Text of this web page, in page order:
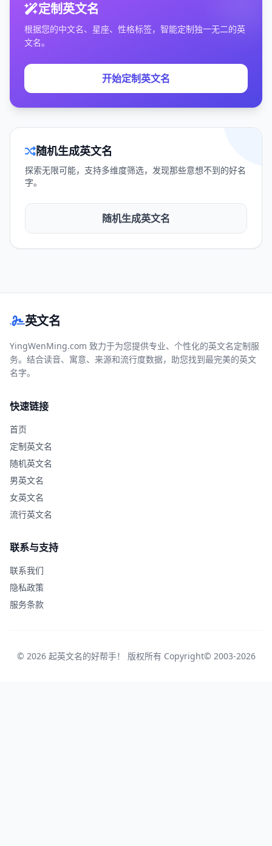
定制英文名
根据您的中文名、星座、性格标签，智能定制独一无二的英
文名。
开始定制英文名
随机生成英文名
探索无限可能，支持多维度筛选，发现那些意想不到的好名
字。
随机生成英文名
英文名
YingWenMing.com 致力于为您提供专业、个性化的英文名定制服
务。结合读音、寓意、来源和流行度数据，助您找到最完美的英文
名字。
快速链接
首页
定制英文名
随机英文名
男英文名
女英文名
流行英文名
联系与支持
联系我们
隐私政策
服务条款
© 2026 起英文名的好帮手！ 版权所有 Copyright© 2003-2026